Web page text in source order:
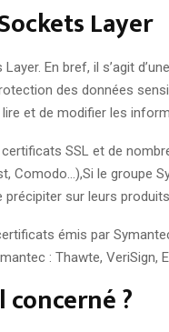
Layer
En bref, il s’agit
des données
et de modifier les
SSL et de
Comodo…),Si le groupe
précipiter sur leurs
émis par
: Thawte, VeriSign,
?